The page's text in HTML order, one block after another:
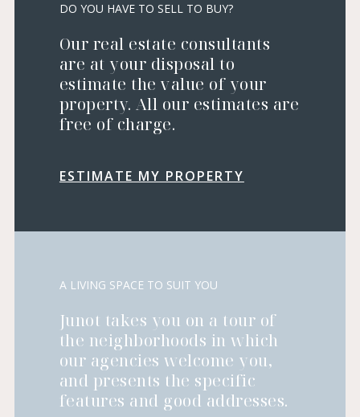
DO YOU HAVE TO SELL TO BUY?
Our real estate consultants
are at your disposal to
estimate the value of your
property. All our estimates are
free of charge.
ESTIMATE MY PROPERTY
A LIVING SPACE TO SUIT YOU
Junot takes you on a tour of
the neighborhoods in which
our agencies welcome you,
and presents the specific
features and good addresses.